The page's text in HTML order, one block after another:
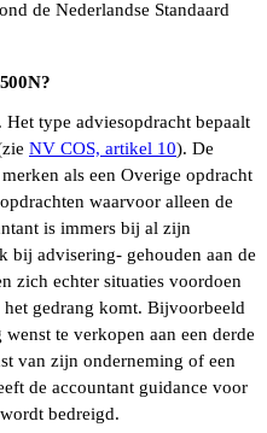
de Nederlandse Standaard
type adviesopdracht bepaalt
NV COS, artikel 10). De
als een Overige opdracht
waarvoor alleen de
is immers bij al zijn
bij advisering- gehouden aan de
zich echter situaties voordoen
gedrang komt. Bijvoorbeeld
te verkopen aan een derde
van zijn onderneming of een
de accountant guidance voor
bedreigd.